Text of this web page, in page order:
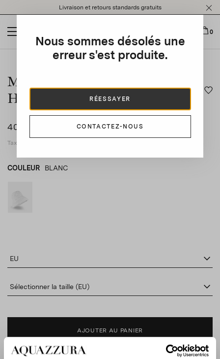
note:
website
an
Livraison et retours standards gratuits
0
Nous sommes désolés une
erreur s'est produite.
RÉESSAYER
CONTACTEZ-NOUS
This is a carousel with auto-rotating slides. Activate any of
Mini Flower Crochet Bucket
Hat
400 CHF
Taxes applicables incluses
COULEUR BLANC
product_color_select_label
EU
Sélectionner la taille (EU)
AJOUTER AU PANIER